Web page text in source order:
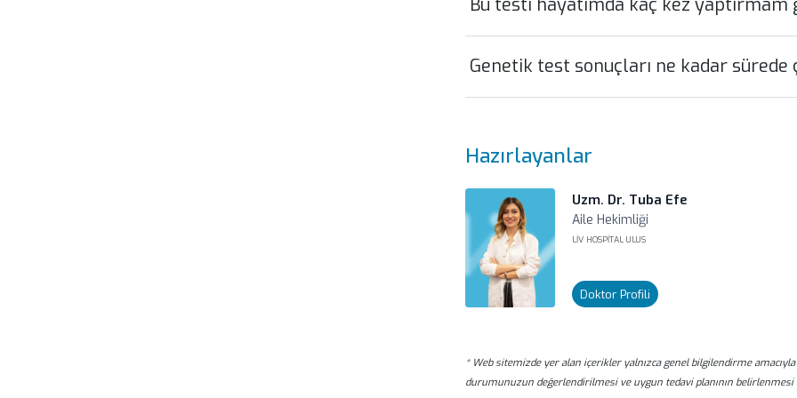
Bu testi hayatımda kaç kez yaptırmam
Sadece bir kez yaptırmanız yeterlidir. Kan grubunuz
Ancak ilerleyen yıllarda genetik bilimi geliştikçe ve yeni
bilgiler ışığında yeniden analiz edilip güncellenebilir.
Genetik test sonuçları ne kadar sürede
Süreç, testin kapsamına ve çalışılan laboratuvarın
Hazırlayanlar
Uzm. Dr. Tuba Efe
Aile Hekimliği
LIV HOSPITAL ULUS
Doktor Profili
* Web sitemizde yer alan içerikler yalnızca genel bilgilendirme
durumunuzun değerlendirilmesi ve uygun tedavi planının